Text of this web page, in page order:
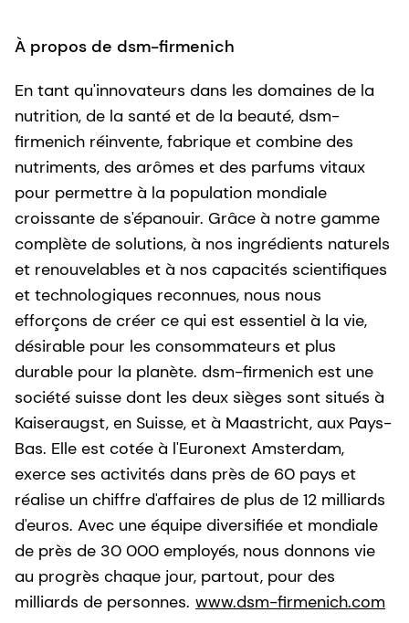
À propos de dsm-firmenich
En tant qu'innovateurs dans les domaines de la
nutrition, de la santé et de la beauté, dsm-
firmenich réinvente, fabrique et combine des
nutriments, des arômes et des parfums vitaux
pour permettre à la population mondiale
croissante de s'épanouir. Grâce à notre gamme
complète de solutions, à nos ingrédients naturels
et renouvelables et à nos capacités scientifiques
et technologiques reconnues, nous nous
efforçons de créer ce qui est essentiel à la vie,
désirable pour les consommateurs et plus
durable pour la planète. dsm-firmenich est une
société suisse dont les deux sièges sont situés à
Kaiseraugst, en Suisse, et à Maastricht, aux Pays-
Bas. Elle est cotée à l'Euronext Amsterdam,
exerce ses activités dans près de 60 pays et
réalise un chiffre d'affaires de plus de 12 milliards
d'euros. Avec une équipe diversifiée et mondiale
de près de 30 000 employés, nous donnons vie
au progrès chaque jour, partout, pour des
milliards de personnes. www.dsm-firmenich.com